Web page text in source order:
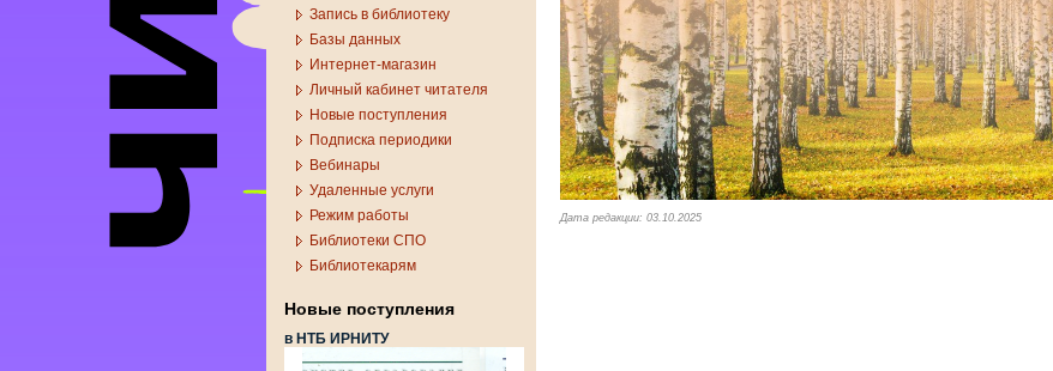
Запись в библиотеку
Базы данных
Интернет-магазин
Личный кабинет читателя
Новые поступления
Подписка периодики
Вебинары
Удаленные услуги
Режим работы
Библиотеки СПО
Библиотекарям
Новые поступления
в НТБ ИРНИТУ
Дата редакции: 03.10.2025